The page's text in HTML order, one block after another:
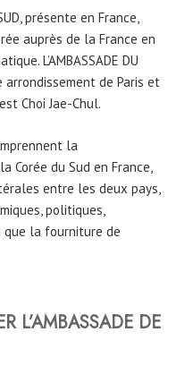
SUD, présente en France,
auprès de la France en
L’AMBASSADE DU
arrondissement de Paris et
Choi Jae-Chul.
la
Corée du Sud en France,
entre les deux pays,
politiques,
la fourniture de
L’AMBASSADE DE